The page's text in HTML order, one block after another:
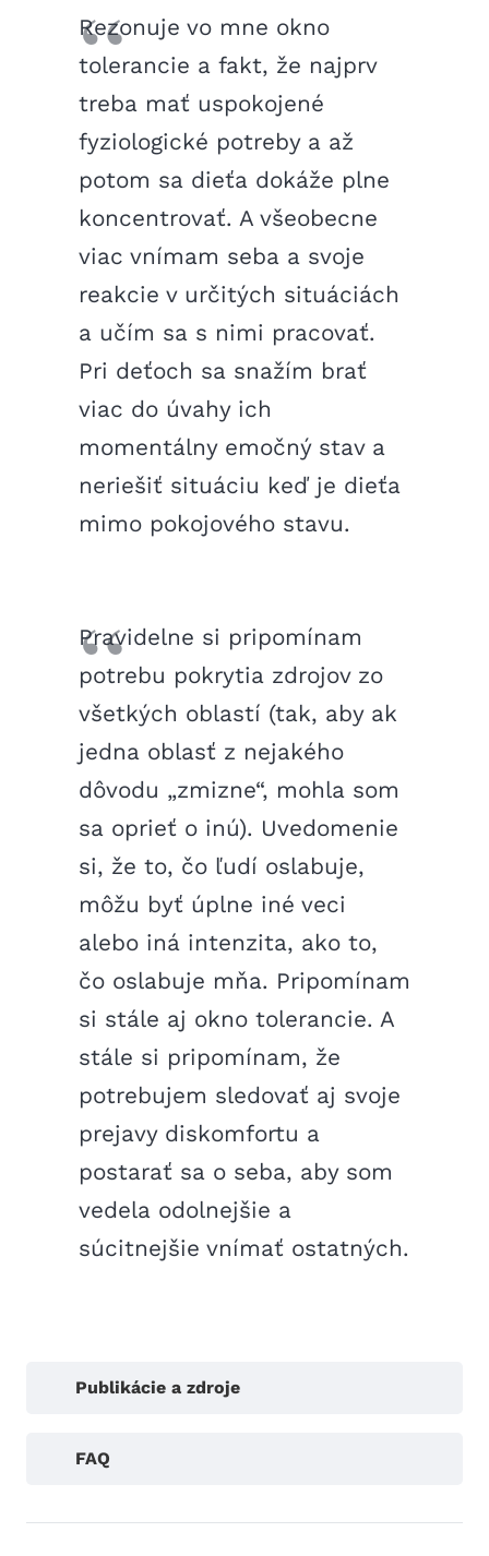
Rezonuje vo mne okno
tolerancie a fakt, že najprv
treba mať uspokojené
fyziologické potreby a až
potom sa dieťa dokáže plne
koncentrovať. A všeobecne
viac vnímam seba a svoje
reakcie v určitých situáciách
a učím sa s nimi pracovať.
Pri deťoch sa snažím brať
viac do úvahy ich
momentálny emočný stav a
neriešiť situáciu keď je dieťa
mimo pokojového stavu.
Pravidelne si pripomínam
potrebu pokrytia zdrojov zo
všetkých oblastí (tak, aby ak
jedna oblasť z nejakého
dôvodu „zmizne“, mohla som
sa oprieť o inú). Uvedomenie
si, že to, čo ľudí oslabuje,
môžu byť úplne iné veci
alebo iná intenzita, ako to,
čo oslabuje mňa. Pripomínam
si stále aj okno tolerancie. A
stále si pripomínam, že
potrebujem sledovať aj svoje
prejavy diskomfortu a
postarať sa o seba, aby som
vedela odolnejšie a
súcitnejšie vnímať ostatných.
Publikácie a zdroje
FAQ